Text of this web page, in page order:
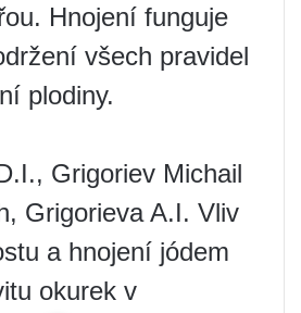
Hnojení funguje
všech pravidel
plodiny.
Grigoriev Michail
Grigorieva A.I. Vliv
a hnojení jódem
okurek v